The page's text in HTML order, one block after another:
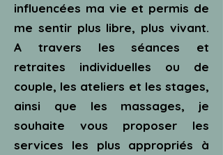
influencées ma vie et permis de
me sentir plus libre, plus vivant.
A travers les séances et
retraites individuelles ou de
couple, les ateliers et les stages,
ainsi que les massages, je
souhaite vous proposer les
services les plus appropriés à